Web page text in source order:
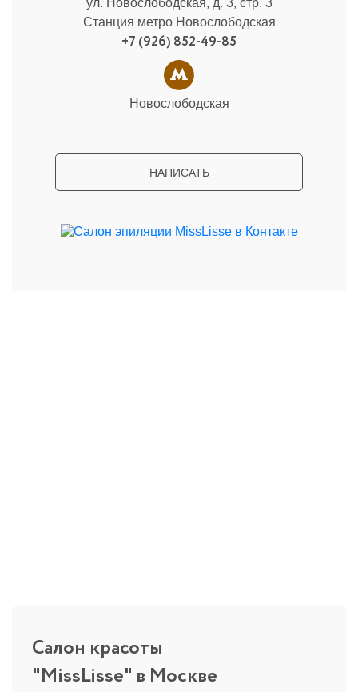
ул. Новослободская, д. 3, стр. 3
Станция метро Новослободская
+7 (926) 852-49-85
Новослободская
НАПИСАТЬ
Салон красоты
"MissLisse" в Москве